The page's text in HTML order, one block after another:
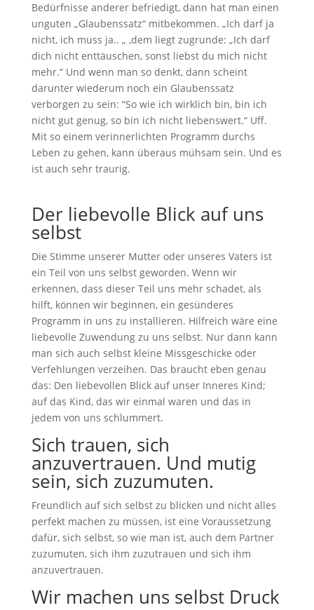
Bedürfnisse anderer befriedigt, dann hat man einen
unguten „Glaubenssatz“ mitbekommen. „Ich darf ja
nicht, ich muss ja.. „ ,dem liegt zugrunde: „Ich darf
dich nicht enttäuschen, sonst liebst du mich nicht
mehr.“ Und wenn man so denkt, dann scheint
darunter wiederum noch ein Glaubenssatz
verborgen zu sein: “So wie ich wirklich bin, bin ich
nicht gut genug, so bin ich nicht liebenswert.“ Uff.
Mit so einem verinnerlichten Programm durchs
Leben zu gehen, kann überaus mühsam sein. Und es
ist auch sehr traurig.
Der liebevolle Blick auf uns
selbst
Die Stimme unserer Mutter oder unseres Vaters ist
ein Teil von uns selbst geworden. Wenn wir
erkennen, dass dieser Teil uns mehr schadet, als
hilft, können wir beginnen, ein gesünderes
Programm in uns zu installieren. Hilfreich wäre eine
liebevolle Zuwendung zu uns selbst. Nur dann kann
man sich auch selbst kleine Missgeschicke oder
Verfehlungen verzeihen. Das braucht eben genau
das: Den liebevollen Blick auf unser Inneres Kind;
auf das Kind, das wir einmal waren und das in
jedem von uns schlummert.
Sich trauen, sich
anzuvertrauen. Und mutig
sein, sich zuzumuten.
Freundlich auf sich selbst zu blicken und nicht alles
perfekt machen zu müssen, ist eine Voraussetzung
dafür, sich selbst, so wie man ist, auch dem Partner
zuzumuten, sich ihm zuzutrauen und sich ihm
anzuvertrauen.
Wir machen uns selbst Druck